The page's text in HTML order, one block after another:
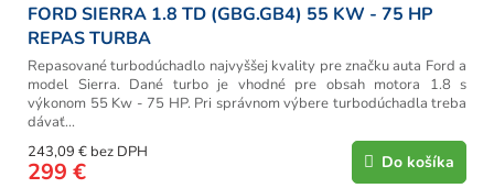
FORD SIERRA 1.8 TD (GBG.GB4) 55 KW - 75 HP
REPAS TURBA
243,09 € bez DPH
299 € Do košíka
Repasované turbodúchadlo najvyššej kvality pre značku auta Ford a
model Sierra. Dané turbo je vhodné pre obsah motora 1.8 s
výkonom 55 Kw - 75 HP. Pri správnom výbere turbodúchadla treba
dávať...